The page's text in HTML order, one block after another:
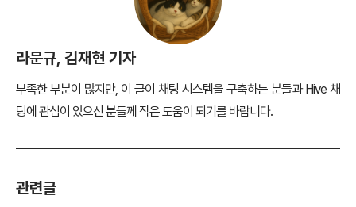
라문규, 김재현 기자
부족한 부분이 많지만, 이 글이 채팅 시스템을 구축하는 분들과 Hive 채
팅에 관심이 있으신 분들께 작은 도움이 되기를 바랍니다.
관련글